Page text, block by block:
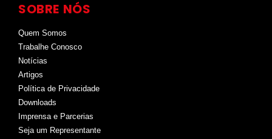
SOBRE NÓS
Quem Somos
Trabalhe Conosco
Notícias
Artigos
Política de Privacidade
Downloads
Imprensa e Parcerias
Seja um Representante